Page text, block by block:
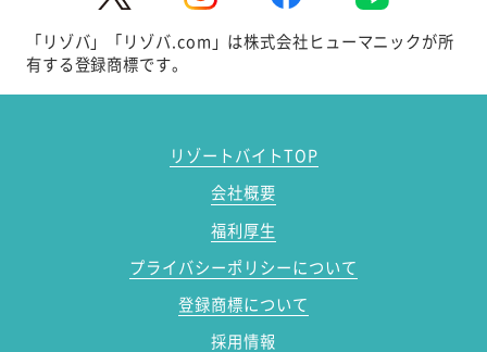
「リゾバ」「リゾバ.com」は株式会社ヒューマニックが所
有する登録商標です。
リゾートバイトTOP
会社概要
福利厚生
プライバシーポリシーについて
登録商標について
採用情報